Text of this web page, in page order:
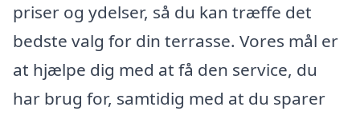
priser og ydelser, så du kan træffe det
bedste valg for din terrasse. Vores mål er
at hjælpe dig med at få den service, du
har brug for, samtidig med at du sparer